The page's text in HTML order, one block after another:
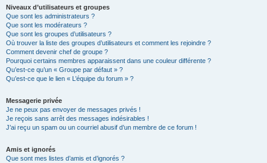
Niveaux d’utilisateurs et groupes
Que sont les administrateurs ?
Que sont les modérateurs ?
Que sont les groupes d’utilisateurs ?
Où trouver la liste des groupes d’utilisateurs et comment les rejoindre ?
Comment devenir chef de groupe ?
Pourquoi certains membres apparaissent dans une couleur différente ?
Qu’est-ce qu’un « Groupe par défaut » ?
Qu’est-ce que le lien « L’équipe du forum » ?
Messagerie privée
Je ne peux pas envoyer de messages privés !
Je reçois sans arrêt des messages indésirables !
J’ai reçu un spam ou un courriel abusif d’un membre de ce forum !
Amis et ignorés
Que sont mes listes d’amis et d’ignorés ?